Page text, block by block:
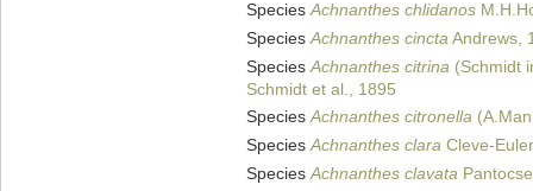
SpeciesAchnanthes chlidanos
SpeciesAchnanthes cinctaAndrews,
SpeciesAchnanthes citrina (Schmidt
Schmidt et al., 1895
SpeciesAchnanthes citronella
SpeciesAchnanthes clara Cleve-
SpeciesAchnanthes clavata